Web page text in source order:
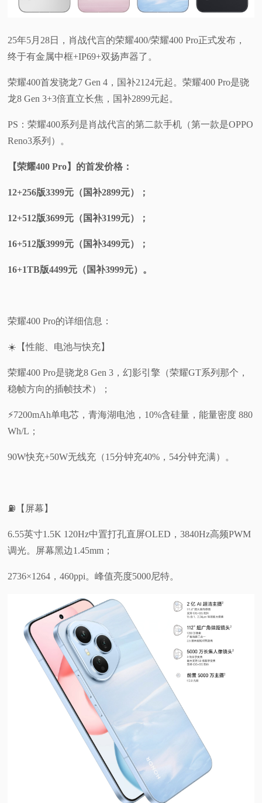
25年5月28日，肖战代言的荣耀400/荣耀400 Pro正式发布，
终于有金属中框+IP69+双扬声器了。
荣耀400首发骁龙7 Gen 4，国补2124元起。荣耀400 Pro是骁
龙8 Gen 3+3倍直立长焦，国补2899元起。
PS：荣耀400系列是肖战代言的第二款手机（第一款是OPPO
Reno3系列）。
【荣耀400 Pro】的首发价格：
12+256版3399元（国补2899元）；
12+512版3699元（国补3199元）；
16+512版3999元（国补3499元）；
16+1TB版4499元（国补3999元）。
荣耀400 Pro的详细信息：
☀️【性能、电池与快充】
荣耀400 Pro是骁龙8 Gen 3，幻影引擎（荣耀GT系列那个，
稳帧方向的插帧技术）；
⚡7200mAh单电芯，青海湖电池，10%含硅量，能量密度 880
Wh/L；
90W快充+50W无线充（15分钟充40%，54分钟充满）。
⛽【屏幕】
6.55英寸1.5K 120Hz中置打孔直屏OLED，3840Hz高频PWM
调光。屏幕黑边1.45mm；
2736×1264，460ppi。峰值亮度5000尼特。